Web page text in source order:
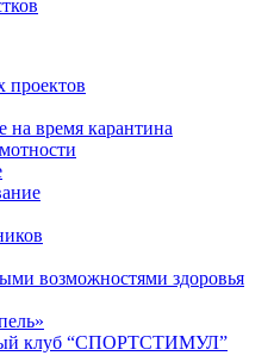
проектов
на время карантина
возможностями здоровья
клуб “СПОРТСТИМУЛ”